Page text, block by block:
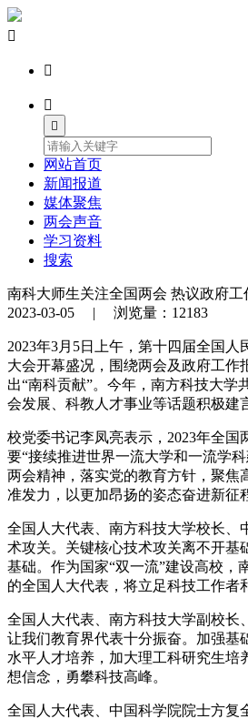




网站首页
新闻报道
媒体聚焦
两会声音
学习资料
搜索
南科大师生关注全国两会 热议政府工
2023-03-05 | 浏览量：12183
2023年3月5日上午，第十四届全国
大会开幕盛况，围绕两会及政府工
出“南科贡献”。今年，南方科技大
会发展、科教人才事业等话题积极建
校党委书记李凤亮表示，2023年全
要“接续推进世界一流大学和一流学
两会精神，落实党的教育方针，聚焦
准发力，以更加昂扬的姿态奋进新征
全国人大代表、南方科技大学校长、
术攻关。关键核心技术攻关离不开基
基础。作为国家“双一流”建设高校
的全国人大代表，将立足科技工作者
全国人大代表、南方科技大学副校长
让我们教育界代表十分振奋。加强基
水平人才培养，加大理工科研究生
想信念，勇攀科技高峰。
全国人大代表、中国科学院院士方复